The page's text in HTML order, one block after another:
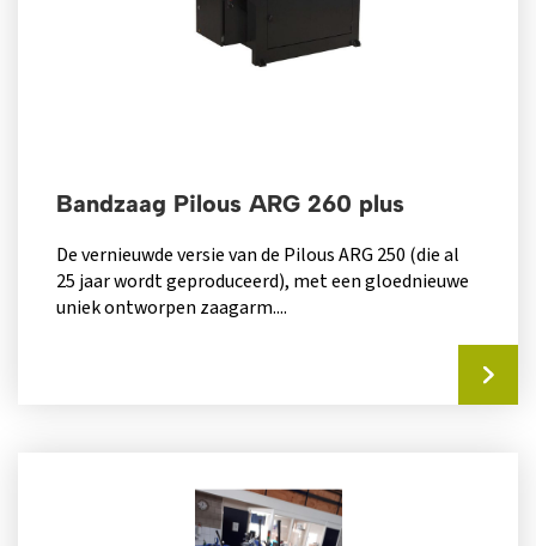
Bandzaag Pilous ARG 260 plus
De vernieuwde versie van de Pilous ARG 250 (die al
25 jaar wordt geproduceerd), met een gloednieuwe
uniek ontworpen zaagarm....